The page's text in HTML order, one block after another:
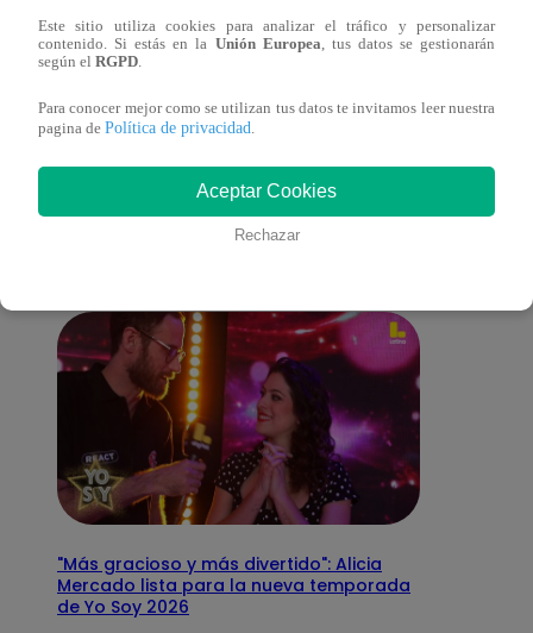
También te puede
interesar
"Más gracioso y más divertido": Alicia
Mercado lista para la nueva temporada
de Yo Soy 2026
Este sitio utiliza cookies para analizar el tráfico y personalizar
contenido. Si estás en la Unión Europea, tus datos se gestionarán
según el RGPD.
Para conocer mejor como se utilizan tus datos te invitamos leer nuestra
pagina de Política de privacidad.
Aceptar Cookies
Rechazar